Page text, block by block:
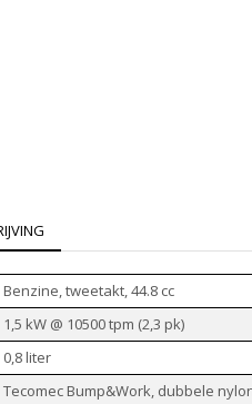
Benzine, tweetakt, 44.8 cc
1,5 kW @ 10500 tpm (2,3 pk)
0,8 liter
Tecomec Bump&Work, dubbele